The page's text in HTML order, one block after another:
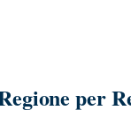
per